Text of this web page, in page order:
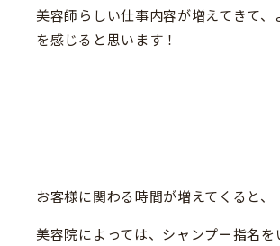
美容師らしい仕事内容が増えてきて、
を感じると思います！
お客様に関わる時間が増えてくると、
美容院によっては、シャンプー指名を